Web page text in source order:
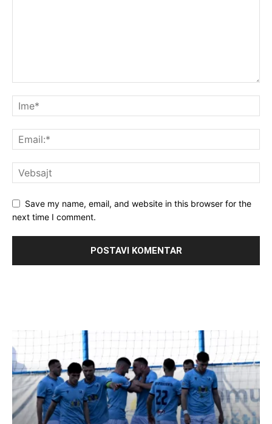
Save my name, email, and website in this browser for the
next time I comment.